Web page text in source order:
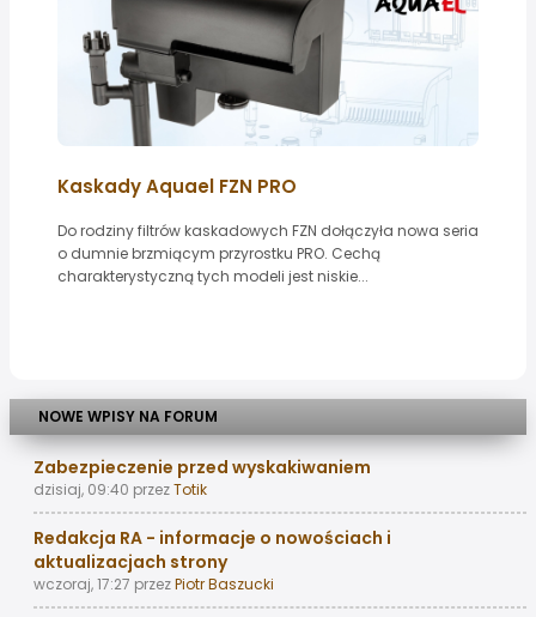
Kaskady Aquael FZN PRO
Do rodziny filtrów kaskadowych FZN dołączyła nowa seria
o dumnie brzmiącym przyrostku PRO. Cechą
charakterystyczną tych modeli jest niskie...
NOWE WPISY NA FORUM
Zabezpieczenie przed wyskakiwaniem
dzisiaj, 09:40 przezTotik
Redakcja RA - informacje o nowościach i
aktualizacjach strony
wczoraj, 17:27 przezPiotr Baszucki